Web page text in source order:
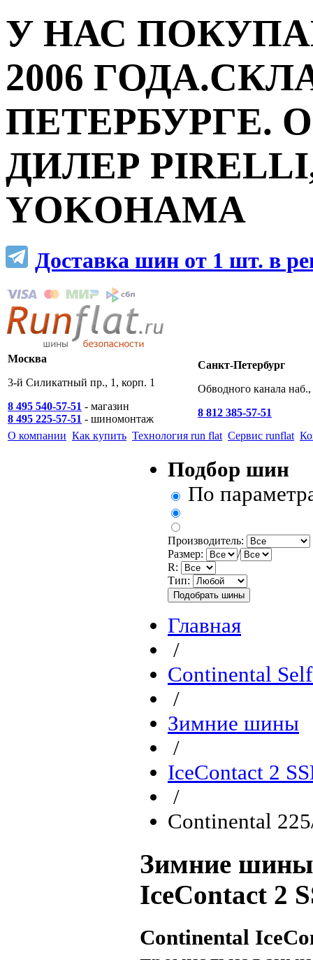
У НАС
2006
ПЕТЕРБУРГЕ.
ДИЛЕР
YOKOHAMA
Доставка шин от 1 шт. в
Москва
3-й Силикатный пр., 1, корп. 1
8 495 540-57-51 - магазин
8 495 225-57-51 - шиномонтаж
Санкт-Петербург
Обводного канала
8 812 385-57-51
О компании Как купить Технология run flat Сервис runflat
Подбор шин
По
Производитель:
Размер:
/
R:
Тип:
Главная
/
Continental
/
Зимние шины
/
IceContact 2
/
Continental
Зимние шины
IceContact 2
Continental